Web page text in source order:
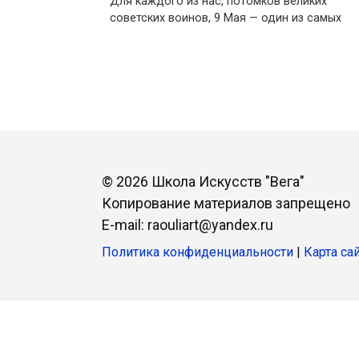
советских воинов, 9 Мая — один из самых
© 2026 Школа Искусств "Вега"
Копирование материалов запрещено
E-mail: raouliart@yandex.ru
Политика конфиденциальности | Карта